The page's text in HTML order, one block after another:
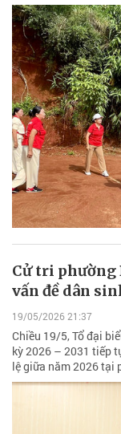
Cử tri
vấn đề dân
19/05/2026 21:37
Chiều 19/5, Tổ đại
kỳ 2026 – 2031 tiếp
lệ giữa năm 2026 tại